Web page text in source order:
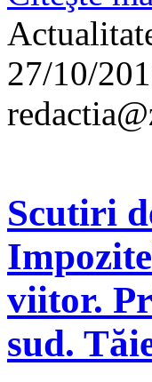
27/10/
Scutiri
viitor.
sud.